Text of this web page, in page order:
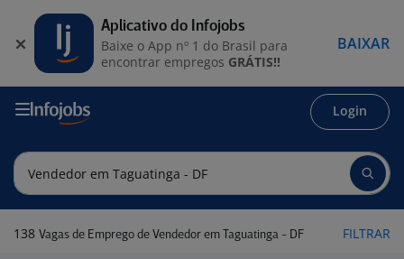
Login
138 Vagas de Emprego de Vendedor em Taguatinga - DF FILTRAR
Aplicativo do Infojobs
Baixe o App nº 1 do Brasil para
encontrar empregos GRÁTIS!!
BAIXAR